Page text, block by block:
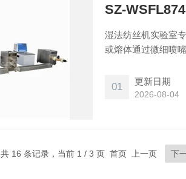
SZ-
湿法纺丝机实验室
或熔体通过微细喷
径，且在操作上更
01 更新日期
2026-08-04
共 16 条记录，当前 1 / 3 页 首页 上一页 下